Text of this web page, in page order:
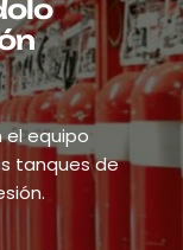
el equipo
tanques de